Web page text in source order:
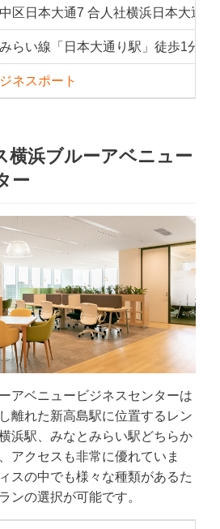
区日本大通7 合人社横浜日本大通7
らい線「日本大通り駅」徒歩1分
ネスポート
横浜ブルーアベニュー
ー
アベニュービジネスセンターは
離れた新高島駅に位置するレン
浜駅、みなとみらい駅どちらか
アクセスも非常に優れていま
スの中でも様々な種類があるた
ンの選択が可能です。